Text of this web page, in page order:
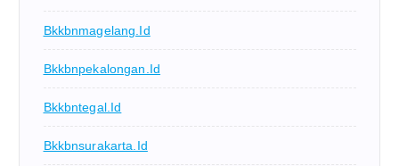
Bkkbnmagelang.id
Bkkbnpekalongan.id
Bkkbntegal.id
Bkkbnsurakarta.id